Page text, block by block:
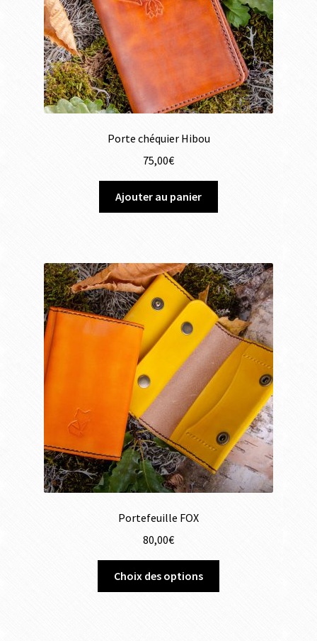
Porte chéquier Hibou
75,00€
Ajouter au panier
Portefeuille FOX
80,00€
Choix des options